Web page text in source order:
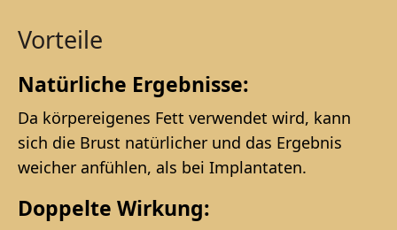
Vorteile
Natürliche Ergebnisse:
Da körpereigenes Fett verwendet wird, kann
sich die Brust natürlicher und das Ergebnis
weicher anfühlen, als bei Implantaten.
Doppelte Wirkung: